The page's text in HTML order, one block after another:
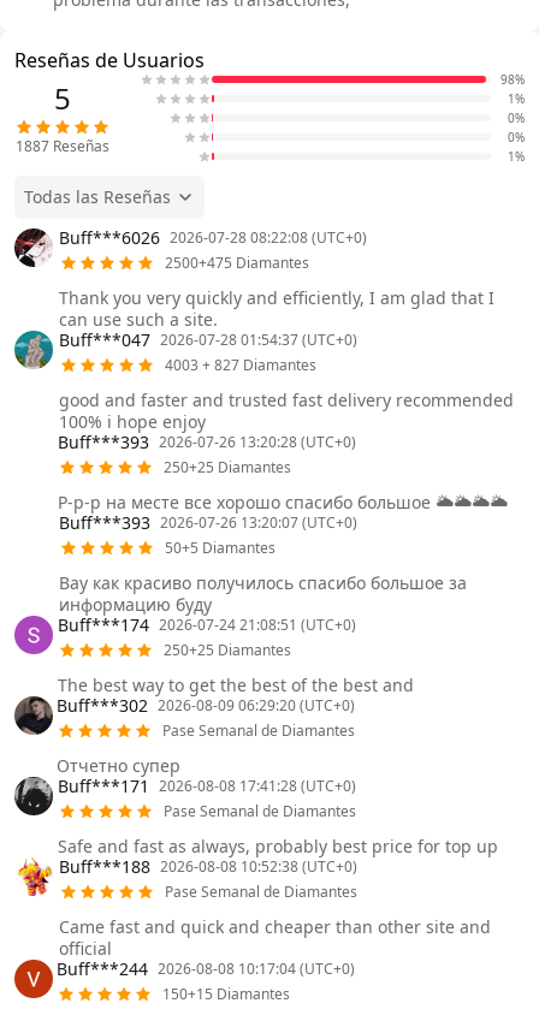
Reseñas de Usuarios
5
1887 Reseñas
98%
1%
0%
0%
1%
Todas las Reseñas
Buff***6026 2026-07-28 08:22:08 (UTC+0)
2500+475 Diamantes
Thank you very quickly and efficiently, I am glad that I
can use such a site.
Buff***047 2026-07-28 01:54:37 (UTC+0)
4003 + 827 Diamantes
good and faster and trusted fast delivery recommended
100% i hope enjoy
Buff***393 2026-07-26 13:20:28 (UTC+0)
250+25 Diamantes
Р-р-р на месте все хорошо спасибо большое 🌥️🌥️🌥️🌥️
Buff***393 2026-07-26 13:20:07 (UTC+0)
50+5 Diamantes
Вау как красиво получилось спасибо большое за
информацию буду
Buff***174 2026-07-24 21:08:51 (UTC+0)
250+25 Diamantes
The best way to get the best of the best and
Buff***302 2026-08-09 06:29:20 (UTC+0)
Pase Semanal de Diamantes
Отчетно супер
Buff***171
2026-08-08 17:41:28 (UTC+0)
Pase Semanal de Diamantes
Safe and fast as always, probably best price for top up
Buff***188 2026-08-08 10:52:38 (UTC+0)
Pase Semanal de Diamantes
Came fast and quick and cheaper than other site and
official
Buff***244 2026-08-08 10:17:04 (UTC+0)
150+15 Diamantes